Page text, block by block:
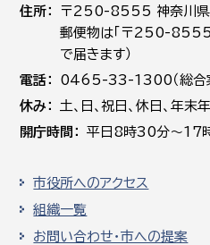
住所
〒250-8555 神奈川県
郵便物は「〒250-8555
で届きます）
電話
0465-33-1300（総合
休み
土､日､祝日、休日、年
開庁時間
平日8時30分～17
市役所へのアクセス
組織一覧
お問い合わせ・市への提案